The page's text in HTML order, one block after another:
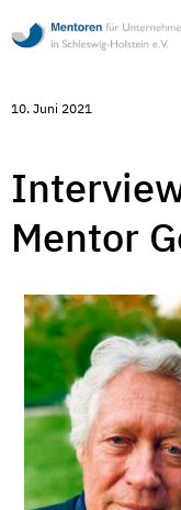
10. Juni 2021
Mentor